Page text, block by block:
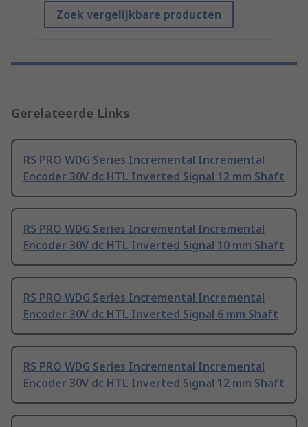
Zoek vergelijkbare producten
Gerelateerde Links
RS PRO WDG Series Incremental Incremental
Encoder 30V dc HTL Inverted Signal 12 mm Shaft
RS PRO WDG Series Incremental Incremental
Encoder 30V dc HTL Inverted Signal 10 mm Shaft
RS PRO WDG Series Incremental Incremental
Encoder 30V dc HTL Inverted Signal 6 mm Shaft
RS PRO WDG Series Incremental Incremental
Encoder 30V dc HTL Inverted Signal 12 mm Shaft